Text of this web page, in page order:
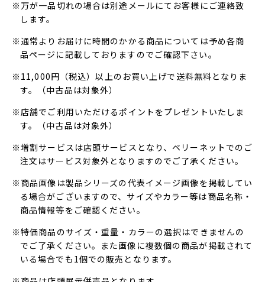
※万が一品切れの場合は別途メールにてお客様にご連絡致
します。
※通常よりお届けに時間のかかる商品については予め各商
品ページに記載しておりますのでご確認下さい。
※11,000円（税込）以上のお買い上げで送料無料となりま
す。（中古品は対象外）
※店舗でご利用いただけるポイントをプレゼントいたしま
す。（中古品は対象外）
※増割サービスは店頭サービスとなり、ベリーネットでのご
注文はサービス対象外となりますのでご了承ください。
※商品画像は製品シリーズの代表イメージ画像を掲載してい
る場合がございますので、サイズやカラー等は商品名称・
商品情報等をご確認ください。
※特価商品のサイズ・重量・カラーの選択はできませんの
でご了承ください。また画像に複数個の商品が掲載されて
いる場合でも1個での販売となります。